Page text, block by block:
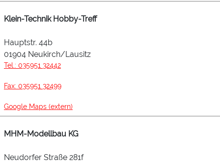
Klein-Technik Hobby-Treff
Hauptstr. 44b
01904 Neukirch/Lausitz
Tel.: 035951 32442
Fax: 035951 32499
Google Maps (extern)
MHM-Modellbau KG
Neudorfer Straße 281f